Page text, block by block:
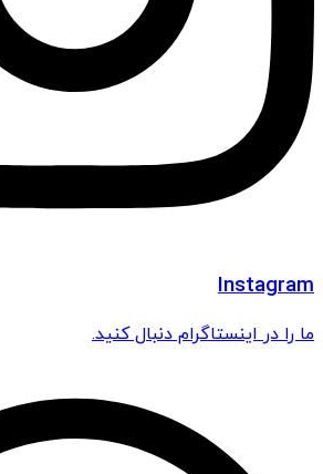
Instagram
ما را در اینستاگرام دنبال کنید.